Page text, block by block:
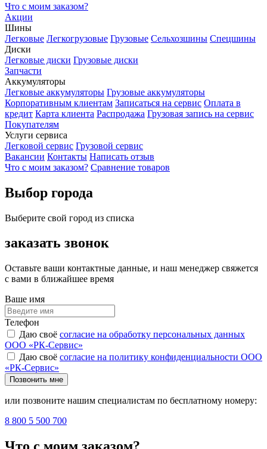
Что с моим заказом?
Акции
Шины
Легковые Легкогрузовые Грузовые Сельхозшины Спецшины
Диски
Легковые диски Грузовые диски
Запчасти
Аккумуляторы
Легковые аккумуляторы Грузовые аккумуляторы
Корпоративным клиентам Записаться на сервис Оплата в
кредит Карта клиента Распродажа Грузовая запись на сервис
Покупателям
Услуги сервиса
Легковой сервис Грузовой сервис
Вакансии Контакты Написать отзыв
Что с моим заказом? Сравнение товаров
Выбор города
Выберите свой город из списка
заказать звонок
Оставьте ваши контактные данные, и наш менеджер свяжется
с вами в ближайшее время
Ваше имя
Телефон
Даю своё согласие на обработку персональных данных
ООО «РК-Сервис»
Даю своё согласие на политику конфиденциальности ООО
«РК-Сервис»
Позвонить мне
или позвоните нашим специалистам по бесплатному номеру:
8 800 5 500 700